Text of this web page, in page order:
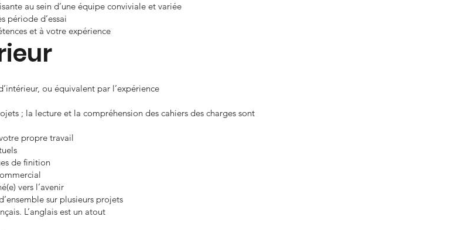
au sein d’une équipe conviviale et variée
période d’essai
et à votre expérience
ou équivalent par l’expérience
; la lecture et la compréhension des cahiers des charges sont
propre travail
de finition
vers l’avenir
sur plusieurs projets
L’anglais est un atout